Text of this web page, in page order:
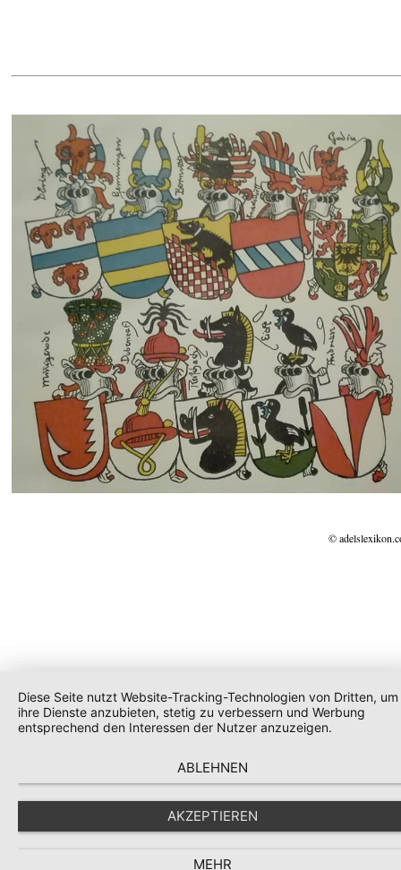
©
Diese Seite nutzt Website-Tracking-Technologien von Dritten, um
ihre Dienste anzubieten, stetig zu verbessern und Werbung
entsprechend den Interessen der Nutzer anzuzeigen.
ABLEHNEN
AKZEPTIEREN
MEHR